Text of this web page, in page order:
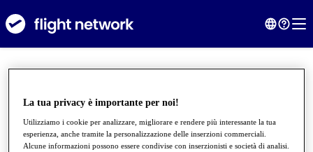
La tua privacy è importante per noi!
Utilizziamo i cookie per analizzare, migliorare e rendere più interessante la tua
esperienza, anche tramite la personalizzazione delle inserzioni commerciali.
Alcune informazioni possono essere condivise con inserzionisti e società di analisi.